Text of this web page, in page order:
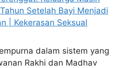
dalam sistem yang
Rakhi dan Madhav